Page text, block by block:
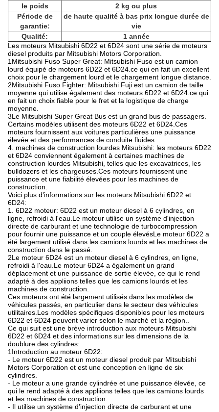
le poids
2 kg ou plus
Période de
garantie:
de haute qualité à bas prix longue durée de
vie
Qualité:
1 année
Les moteurs Mitsubishi 6D22 et 6D24 sont une série de moteurs
diesel produits par Mitsubishi Motors Corporation.
1Mitsubishi Fuso Super Great: Mitsubishi Fuso est un camion
lourd équipé de moteurs 6D22 et 6D24.ce qui en fait un excellent
choix pour le chargement lourd et le chargement longue distance.
2Mitsubishi Fuso Fighter: Mitsubishi Fuji est un camion de taille
moyenne qui utilise également des moteurs 6D22 et 6D24.ce qui
en fait un choix fiable pour le fret et la logistique de charge
moyenne.
3Le Mitsubishi Super Great Bus est un grand bus de passagers.
Certains modèles utilisent des moteurs 6D22 et 6D24.Ces
moteurs fournissent aux voitures particulières une puissance
élevée et des performances de conduite fluides.
4. machines de construction lourdes Mitsubishi: les moteurs 6D22
et 6D24 conviennent également à certaines machines de
construction lourdes Mitsubishi, telles que les excavatrices, les
bulldozers et les chargeuses.Ces moteurs fournissent une
puissance et une fiabilité élevées pour les machines de
construction.
Voici plus d'informations sur les moteurs Mitsubishi 6D22 et
6D24:
1. 6D22 moteur: 6D22 est un moteur diesel à 6 cylindres, en
ligne, refroidi à l'eau.Le moteur utilise un système d'injection
directe de carburant et une technologie de turbocompression
pour fournir une puissance et un couple élevésLe moteur 6D22 a
été largement utilisé dans les camions lourds et les machines de
construction dans le passé.
2Le moteur 6D24 est un moteur diesel à 6 cylindres, en ligne,
refroidi à l'eau.Le moteur 6D24 a également un grand
déplacement et une puissance de sortie élevée, ce qui le rend
adapté à des appliions telles que les camions lourds et les
machines de construction.
Ces moteurs ont été largement utilisés dans les modèles de
véhicules passés, en particulier dans le secteur des véhicules
utilitaires.Les modèles spécifiques disponibles pour les moteurs
6D22 et 6D24 peuvent varier selon le marché et la région..
Ce qui suit est une brève introduction aux moteurs Mitsubishi
6D22 et 6D24 et des informations sur les dimensions de la
doublure des cylindres:
1Introduction au moteur 6D22:
- Le moteur 6D22 est un moteur diesel produit par Mitsubishi
Motors Corporation et est une conception en ligne de six
cylindres.
- Le moteur a une grande cylindrée et une puissance élevée, ce
qui le rend adapté à des appliions telles que les camions lourds
et les machines de construction.
- Il utilise un système d'injection directe de carburant et une